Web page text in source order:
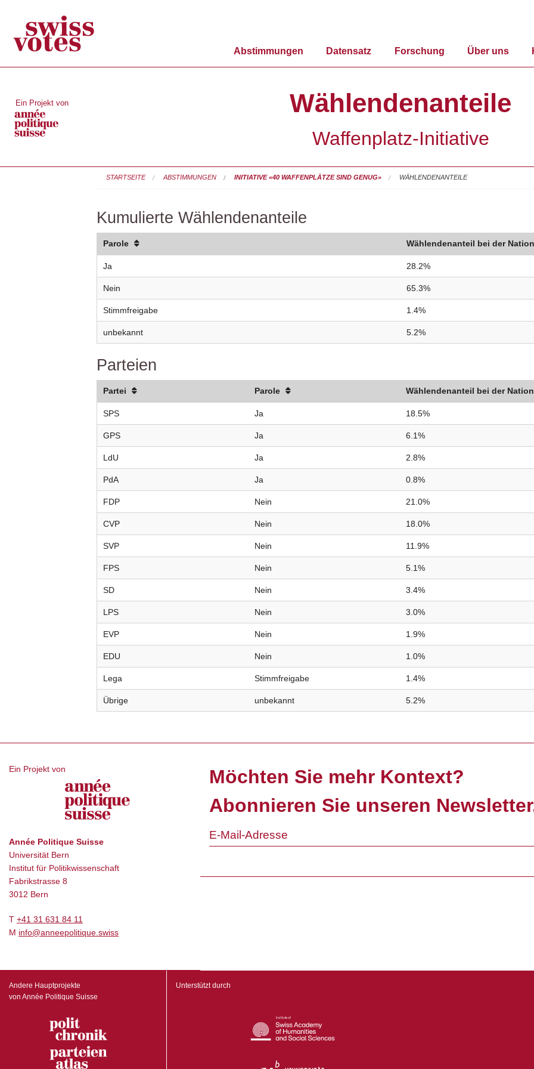
Abstimmungen Datensatz Forschung Über uns
Ein Projekt von Wählendenanteile
Waffenplatz-Initiative
STARTSEITE ABSTIMMUNGEN INITIATIVE «40 WAFFENPLÄTZE SIND GENUG» WÄHLENDENANTEILE
Kumulierte Wählendenanteile
Parole Wählendenanteil bei der
Ja 28.2%
Nein 65.3%
Stimmfreigabe 1.4%
unbekannt 5.2%
Parteien
Partei Parole Wählendenanteil bei der
SPS Ja 18.5%
GPS Ja 6.1%
LdU Ja 2.8%
PdA Ja 0.8%
FDP Nein 21.0%
CVP Nein 18.0%
SVP Nein 11.9%
FPS Nein 5.1%
SD Nein 3.4%
LPS Nein 3.0%
EVP Nein 1.9%
EDU Nein 1.0%
Lega Stimmfreigabe 1.4%
Übrige unbekannt 5.2%
Ein Projekt von
Année Politique Suisse
Universität Bern
Institut für Politikwissenschaft
Fabrikstrasse 8
3012 Bern
T +41 31 631 84 11
M info@anneepolitique.swiss
Möchten Sie mehr Kontext?
Abonnieren Sie unseren
Andere Hauptprojekte
von Année Politique Suisse
Unterstützt durch